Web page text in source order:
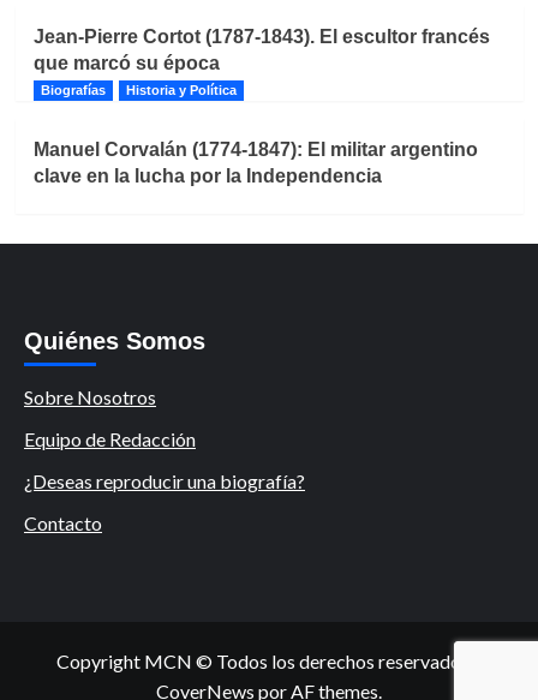
Jean-Pierre Cortot (1787-1843). El escultor francés
que marcó su época
Biografías Historia y Política
Manuel Corvalán (1774-1847): El militar argentino
clave en la lucha por la Independencia
Quiénes Somos
Sobre Nosotros
Equipo de Redacción
¿Deseas reproducir una biografía?
Contacto
Copyright MCN © Todos los derechos reservados.
CoverNews por AF themes.